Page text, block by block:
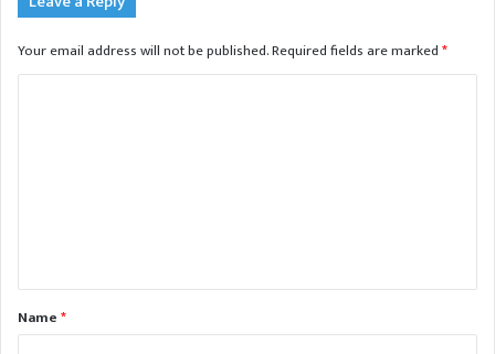
Your email address will not be published.Required fields are marked*
t
*Name*